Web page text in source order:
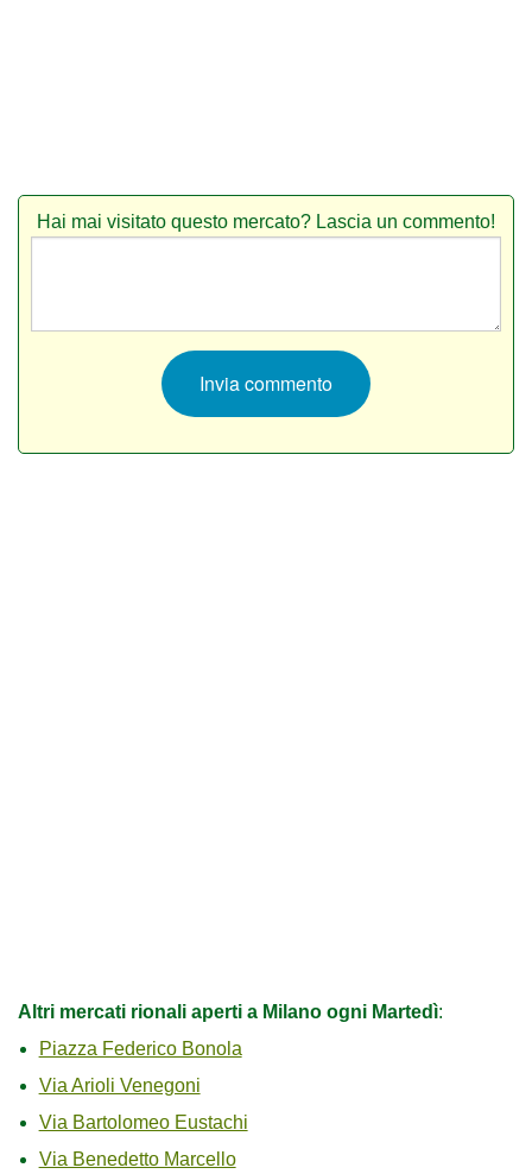
Hai mai visitato questo mercato? Lascia un commento!
Altri mercati rionali aperti a Milano ogni Martedì:
Piazza Federico Bonola
Via Arioli Venegoni
Via Bartolomeo Eustachi
Via Benedetto Marcello